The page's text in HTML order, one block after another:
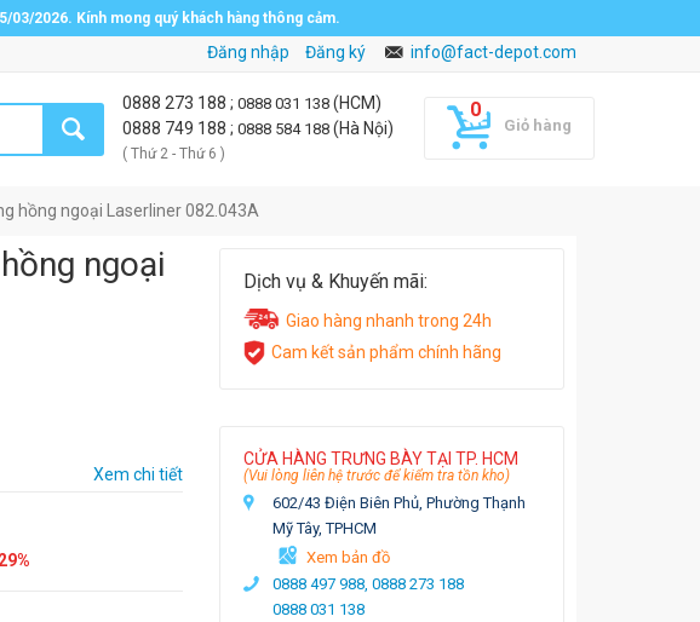
03/2026. Kính mong quý khách hàng thông cảm.
Đăng nhập Đăng ký info@fact-depot.com
Giỏ hàng
0888 273 188 ; 0888 031 138 (HCM)
0888 749 188 ; 0888 584 188 (Hà Nội)
( Thứ 2 - Thứ 6 )
hồng ngoại Laserliner 082.043A
ngoại
Xem chi tiết
29%
Dịch vụ & Khuyến mãi:
Giao hàng nhanh trong 24h
Cam kết sản phẩm chính hãng
CỬA HÀNG TRƯNG BÀY TẠI TP. HCM
(Vui lòng liên hệ trước để kiểm tra tồn kho)
602/43 Điện Biên Phủ, Phường Thạnh
Mỹ Tây, TPHCM
Xem bản đồ
0888 497 988, 0888 273 188
0888 031 138